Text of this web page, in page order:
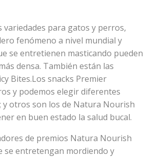
variedades para gatos y perros,
fenómeno a nivel mundial y
se entretienen masticando pueden
densa. También están las
Bites.Los snacks Premier
y podemos elegir diferentes
y otros son los de Natura Nourish
en buen estado la salud bucal.
de premios Natura Nourish
se entretengan mordiendo y